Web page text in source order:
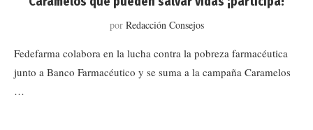
por Redacción Consejos
Fedefarma colabora en la lucha contra la pobreza farmacéutica
junto a Banco Farmacéutico y se suma a la campaña Caramelos
…